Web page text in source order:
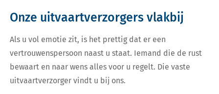
Onze uitvaartverzorgers vlakbij
Als u vol emotie zit, is het prettig dat er een
vertrouwenspersoon naast u staat. Iemand die de rust
bewaart en naar wens alles voor u regelt. Die vaste
uitvaartverzorger vindt u bij ons.